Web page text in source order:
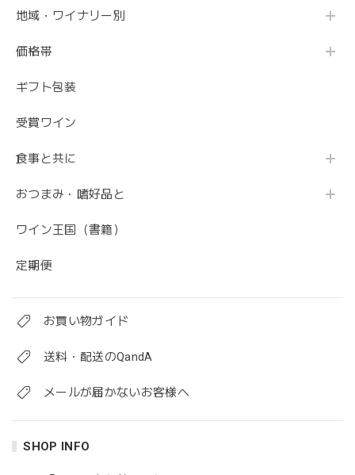
地域・ワイナリー別
価格帯
ギフト包装
受賞ワイン
食事と共に
おつまみ・嗜好品と
ワイン王国（書籍）
定期便
お買い物ガイド
送料・配送のQandA
メールが届かないお客様へ
SHOP INFO